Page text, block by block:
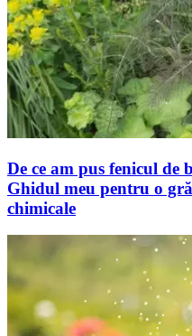
De ce am pus fenicul
Ghidul meu pentru o
chimicale